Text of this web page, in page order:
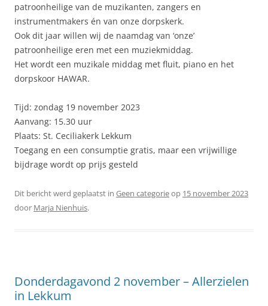
patroonheilige van de muzikanten, zangers en
instrumentmakers én van onze dorpskerk.
Ook dit jaar willen wij de naamdag van ‘onze’
patroonheilige eren met een muziekmiddag.
Het wordt een muzikale middag met fluit, piano en het
dorpskoor HAWAR.
Tijd: zondag 19 november 2023
Aanvang: 15.30 uur
Plaats: St. Ceciliakerk Lekkum
Toegang en een consumptie gratis, maar een vrijwillige
bijdrage wordt op prijs gesteld
Dit bericht werd geplaatst in Geen categorieop 15 november 2023
door Marja Nienhuis.
Donderdagavond 2 november – Allerzielen
in Lekkum